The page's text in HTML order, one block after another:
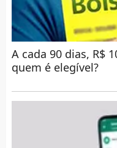
A cada 90 dias, R$
quem é elegível?